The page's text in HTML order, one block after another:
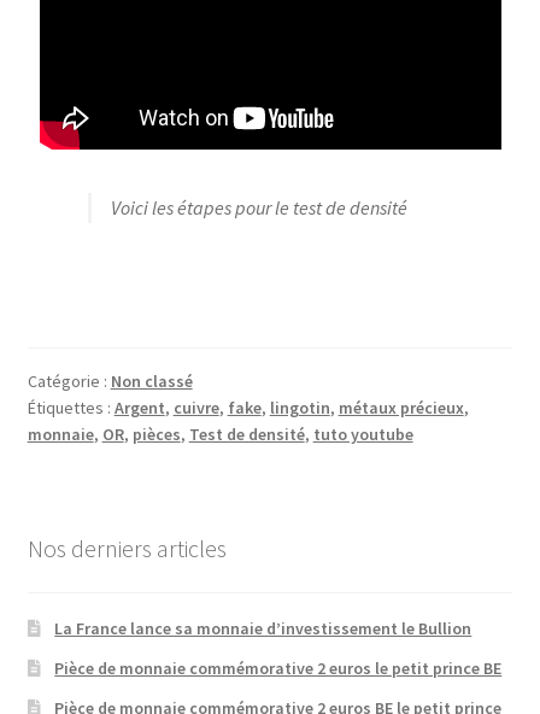
Voici les étapes pour le test de densité
Catégorie : Non classé
Étiquettes : Argent, cuivre, fake, lingotin, métaux précieux,
monnaie, OR, pièces, Test de densité, tuto youtube
Nos derniers articles
La France lance sa monnaie d’investissement le Bullion
Pièce de monnaie commémorative 2 euros le petit prince BE
Pièce de monnaie commémorative 2 euros BE le petit prince